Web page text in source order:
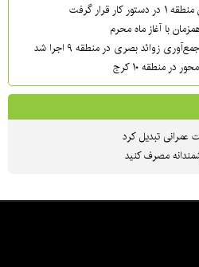
قرار گرفت
با آغاز ماه محرم
زوائد بصری در منطقه ۹ اجرا شد
منطقه ۱۰ کرج
تبدیل کرد
مصرف کنید